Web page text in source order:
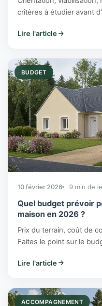
critères à étudier avant
de vos rêves.
Lire l'article
BUDGET
10 février 2026 9 min de
Quel budget prévoir
maison en 2026 ?
Prix du terrain, coût de
Faites le point sur le
Cher.
Lire l'article
ACCOMPAGNEMENT